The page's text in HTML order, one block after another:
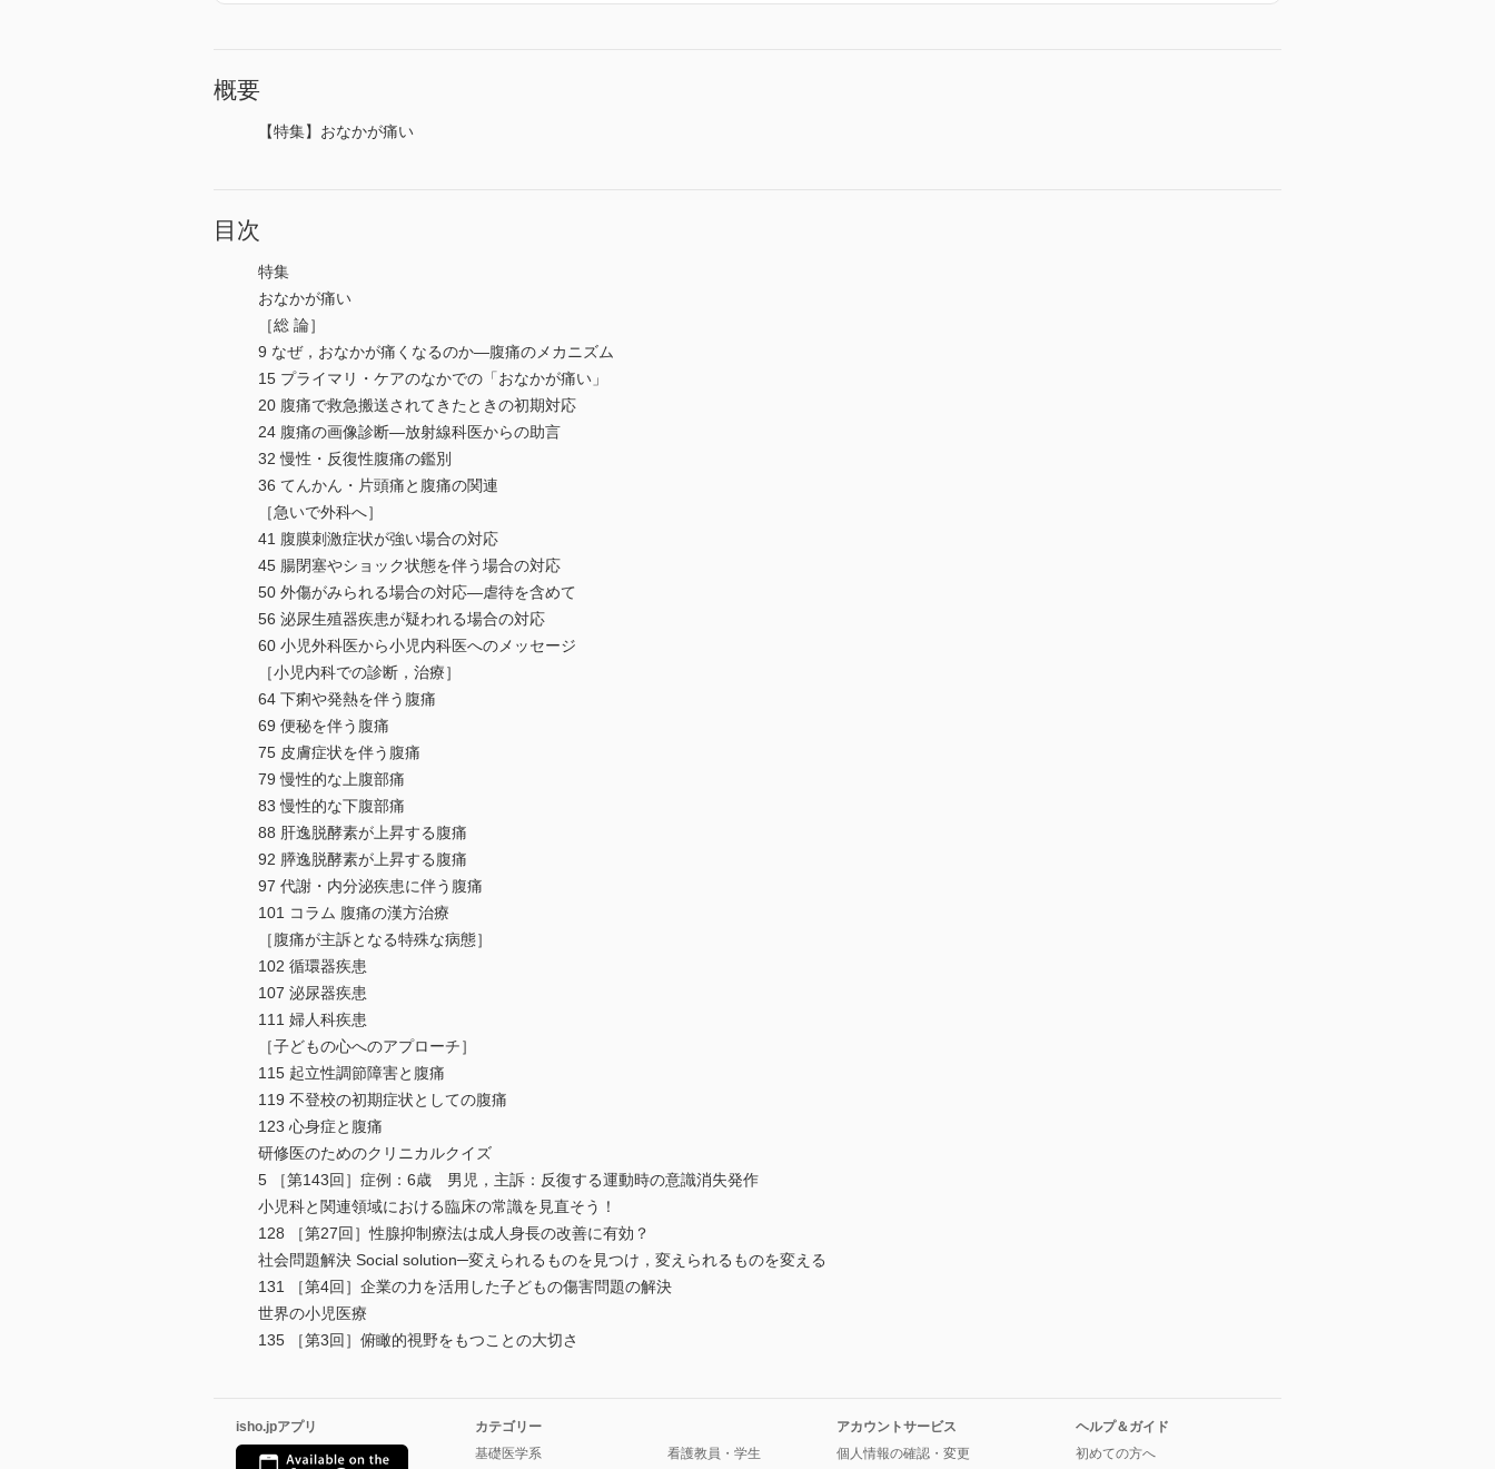
概要
【特集】おなかが痛い
目次
特集
おなかが痛い
［総 論］
9 なぜ，おなかが痛くなるのか―腹痛のメカニズム
15 プライマリ・ケアのなかでの「おなかが痛い」
20 腹痛で救急搬送されてきたときの初期対応
24 腹痛の画像診断―放射線科医からの助言
32 慢性・反復性腹痛の鑑別
36 てんかん・片頭痛と腹痛の関連
［急いで外科へ］
41 腹膜刺激症状が強い場合の対応
45 腸閉塞やショック状態を伴う場合の対応
50 外傷がみられる場合の対応―虐待を含めて
56 泌尿生殖器疾患が疑われる場合の対応
60 小児外科医から小児内科医へのメッセージ
［小児内科での診断，治療］
64 下痢や発熱を伴う腹痛
69 便秘を伴う腹痛
75 皮膚症状を伴う腹痛
79 慢性的な上腹部痛
83 慢性的な下腹部痛
88 肝逸脱酵素が上昇する腹痛
92 膵逸脱酵素が上昇する腹痛
97 代謝・内分泌疾患に伴う腹痛
101 コラム 腹痛の漢方治療
［腹痛が主訴となる特殊な病態］
102 循環器疾患
107 泌尿器疾患
111 婦人科疾患
［子どもの心へのアプローチ］
115 起立性調節障害と腹痛
119 不登校の初期症状としての腹痛
123 心身症と腹痛
研修医のためのクリニカルクイズ
5 ［第143回］症例：6歳 男児，主訴：反復する運動時の意識消失発作
小児科と関連領域における臨床の常識を見直そう！
128 ［第27回］性腺抑制療法は成人身長の改善に有効？
社会問題解決 Social solution─変えられるものを見つけ，変えられるものを変える
131 ［第4回］企業の力を活用した子どもの傷害問題の解決
世界の小児医療
135 ［第3回］俯瞰的視野をもつことの大切さ
isho.jpアプリ
カテゴリー
基礎医学系
看護教員・学生
アカウントサービス
個人情報の確認・変更
ヘルプ＆ガイド
初めての方へ